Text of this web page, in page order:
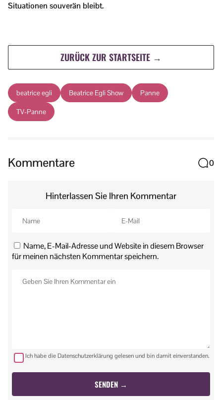
Situationen souverän bleibt.
ZURÜCK ZUR STARTSEITE →
beatrice egli Beatrice Egli Show Panne
TV-Panne
Kommentare 0
Hinterlassen Sie Ihren Kommentar
Name, E-Mail-Adresse und Website in diesem Browser
für meinen nächsten Kommentar speichern.
Ich habe die Datenschutzerklärung gelesen und bin damit einverstanden.